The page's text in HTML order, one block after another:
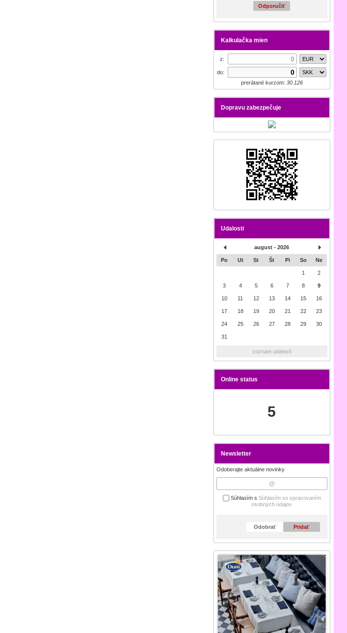
Odporučiť
Kalkulačka mien
z:
do:
prerátané kurzom: 30.126
Dopravu zabezpečuje
Udalosti
august - 2026
Po Ut St Št Pi So Ne
1 2
3 4 5 6 7 8 9
10 11 12 13 14 15 16
17 18 19 20 21 22 23
24 25 26 27 28 29 30
31
zoznam udalostí
Online status
5
Newsletter
Odoberajte aktuálne novinky
Súhlasím s Súhlasím so spracovaním
osobných údajov
Odobrať Pridať